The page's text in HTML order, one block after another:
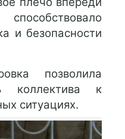
и безопасности
позволила
коллектива к
ситуациях.